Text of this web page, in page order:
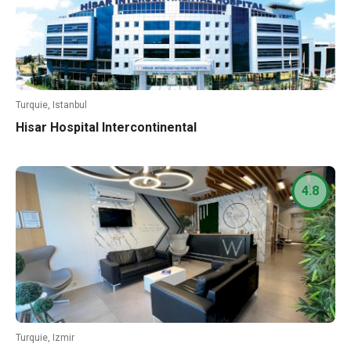
Turquie, Istanbul
Hisar Hospital Intercontinental
Turquie, Izmir
4.8